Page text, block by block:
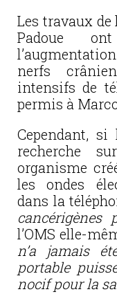
Les travaux de
Padoue
nerfs
intensifs de
permis à
Cependant,
recherche
organisme
les ondes
dans la
cancérigènes
l’OMS elle-
n’a jamais
portable
nocif pour la